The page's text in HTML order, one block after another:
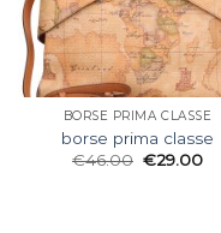
BORSE PRIMA CLASSE
borse prima classe
€46.00 €29.00